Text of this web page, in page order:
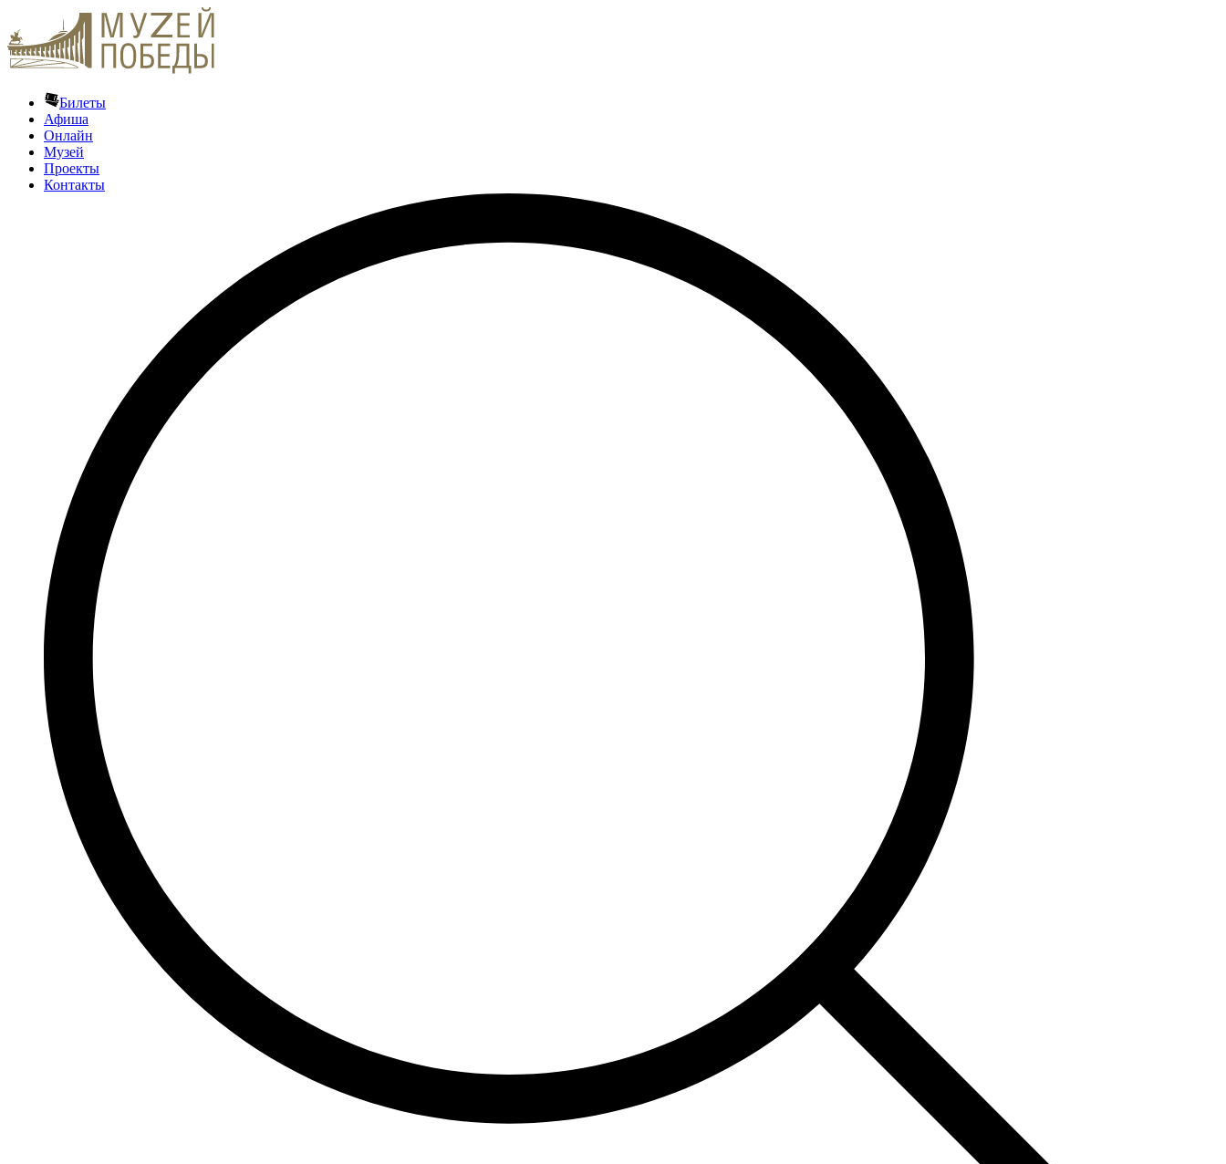
Билеты
Афиша
Онлайн
Музей
Проекты
Контакты